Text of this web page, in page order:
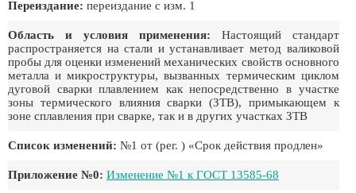
Переиздание: переиздание с изм. 1
Область и условия применения: Настоящий стандарт
распространяется на стали и устанавливает метод валиковой
пробы для оценки изменений механических свойств основного
металла и микроструктуры, вызванных термическим циклом
дуговой сварки плавлением как непосредственно в участке
зоны термического влияния сварки (ЗТВ), примыкающем к
зоне сплавления при сварке, так и в других участках ЗТВ
Список изменений: №1 от (рег. ) «Срок действия продлен»
Приложение №0: Изменение №1 к ГОСТ 13585-68